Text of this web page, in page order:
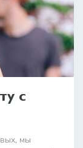
с
мы